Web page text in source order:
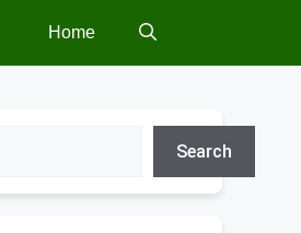
Home
Search